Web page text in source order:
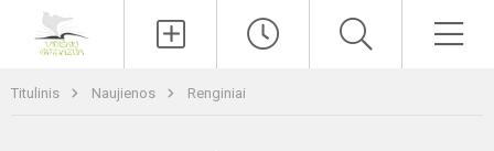
Titulinis Naujienos Renginiai